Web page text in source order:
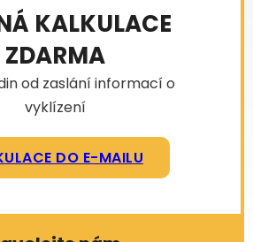
KALKULACE
ZDARMA
od zaslání informací o
vyklízení
DO E-MAILU